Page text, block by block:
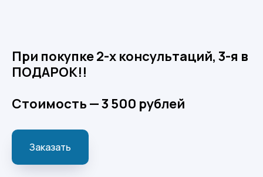
При покупке 2-х консультаций, 3-я в
ПОДАРОК!!
Стоимость — 3 500 рублей
Заказать